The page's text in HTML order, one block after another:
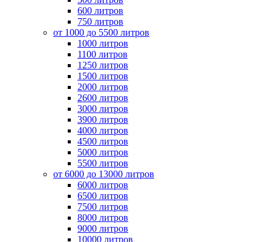
600 литров
750 литров
от 1000 до 5500 литров
1000 литров
1100 литров
1250 литров
1500 литров
2000 литров
2600 литров
3000 литров
3900 литров
4000 литров
4500 литров
5000 литров
5500 литров
от 6000 до 13000 литров
6000 литров
6500 литров
7500 литров
8000 литров
9000 литров
10000 литров